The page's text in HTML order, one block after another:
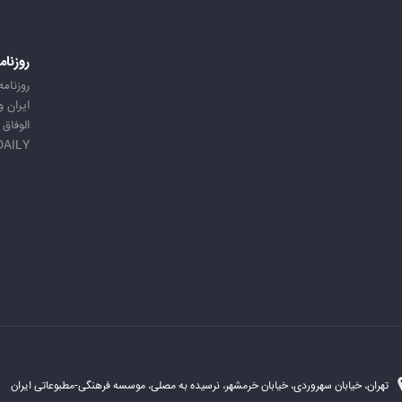
الوفاق
تهران، خیابان سهروردی، خیابان خرمشهر، نرسیده به مصلی، موسسه فرهنگی-مطبوعاتی ایران